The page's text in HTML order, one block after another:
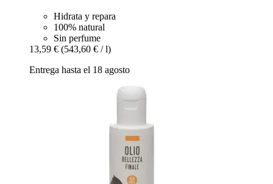
Hidrata y repara
100% natural
Sin perfume
13,59 € (543,60 € / l)
Entrega hasta el 18 agosto